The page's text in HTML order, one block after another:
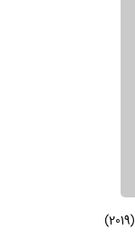
(2019)